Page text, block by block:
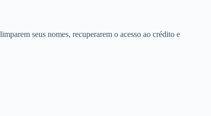
seus nomes, recuperarem o acesso ao crédito e